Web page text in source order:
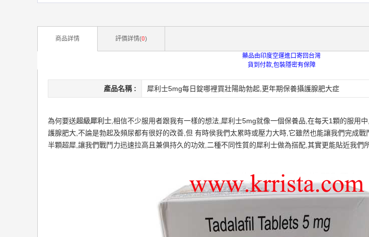
商品詳情 評價詳情(0)
藥品由印度空運進口寄回台灣
貨到付款,包裝隱密有保障
產品名稱 : 犀利士5mg每日錠哪裡買壯陽助勃起,更年期保養攝護腺肥大症
為何要送超級犀利士 ,相信不少服用者跟我有一樣的想法,犀利士5mg就像一個保養品,在每天1顆的服用
護腺肥大,不論是勃起及頻尿都有很好的改善,但 有時侯我們太累時或壓力大時,它雖然也能讓我們完成
半顆超犀,讓我們戰鬥力迅速拉高且兼俱持久的功效,二種不同性質的犀利士做為搭配,其實更能貼近我們